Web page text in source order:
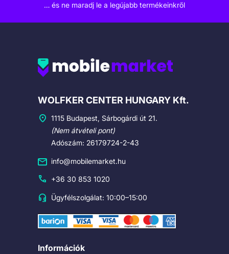
… és ne maradj le a legújabb termékeinkről
Cégadatok
WOLFKER CENTER HUNGARY Kft.
1115 Budapest, Sárbogárdi út 21.
(Nem átvételi pont)
Adószám: 26179724-2-43
info@mobilemarket.hu
+36 30 853 1020
Ügyfélszolgálat: 10:00–15:00
Információk